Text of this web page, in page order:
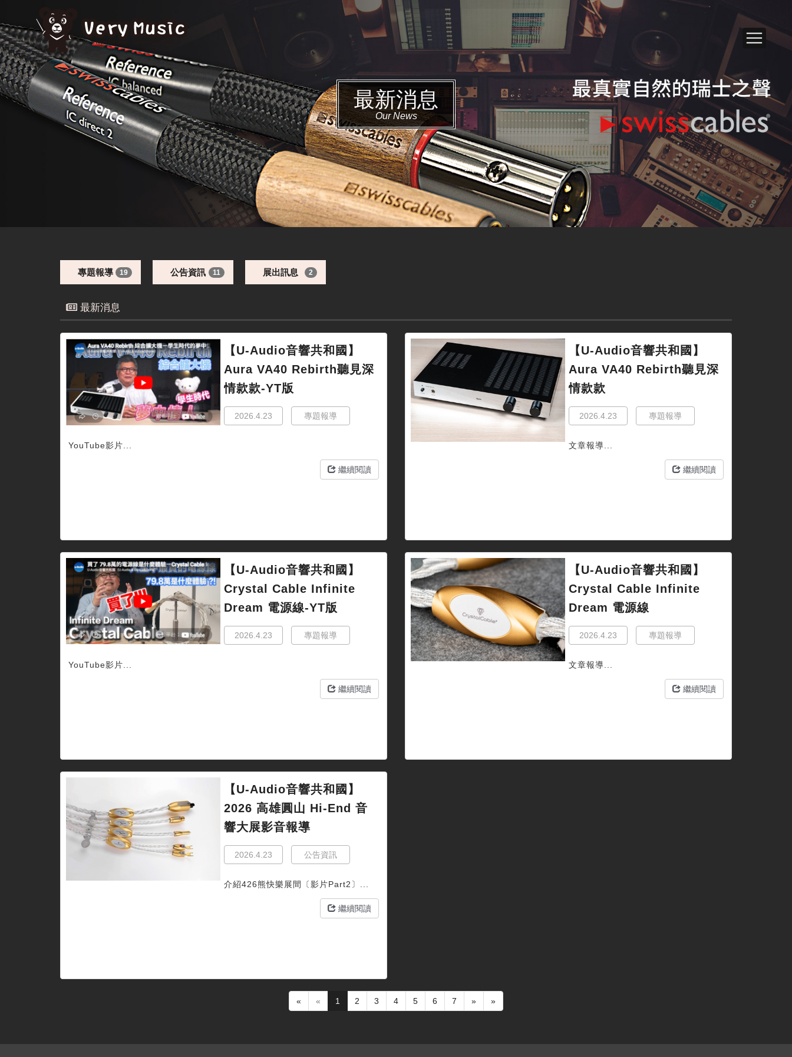
最新消息
Our News
專題報導 19 公告資訊 11 展出訊息 2
最新消息
【U-Audio音響共和國】
Aura VA40 Rebirth聽見深
情款款-YT版
2026.4.23 專題報導
YouTube影片...
繼續閱讀
【U-Audio音響共和國】
Aura VA40 Rebirth聽見深
情款款
2026.4.23 專題報導
文章報導...
繼續閱讀
【U-Audio音響共和國】
Crystal Cable Infinite
Dream 電源線-YT版
2026.4.23 專題報導
YouTube影片...
繼續閱讀
【U-Audio音響共和國】
Crystal Cable Infinite
Dream 電源線
2026.4.23 專題報導
文章報導...
繼續閱讀
【U-Audio音響共和國】
2026 高雄圓山 Hi-End 音
響大展影音報導
2026.4.23 公告資訊
介紹426熊快樂展間〔影片Part2〕...
繼續閱讀
« « 1 2 3 4 5 6 7 » »